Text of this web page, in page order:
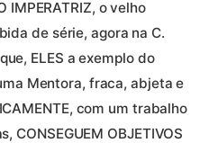
IMPERATRIZ, o velho
de série, agora na C.
ELES a exemplo do
Mentora, fraca, abjeta e
com um trabalho
CONSEGUEM OBJETIVOS